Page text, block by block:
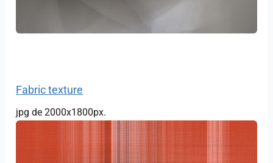
Fabric texture
jpg de 2000x1800px.